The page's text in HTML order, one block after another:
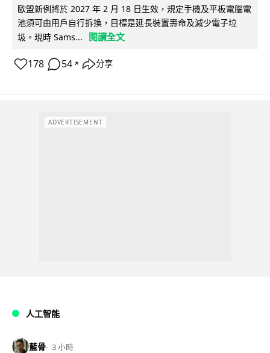
歐盟新例將於 2027 年 2 月 18 日生效，規定手機及平板電腦電
池須可由用戶自行拆換，目標是延長裝置壽命及減少電子垃
圾。現時 Sams...
閱讀全文
178 54 ↗ 分享
ADVERTISEMENT
人工智能
藍骨 3 小時